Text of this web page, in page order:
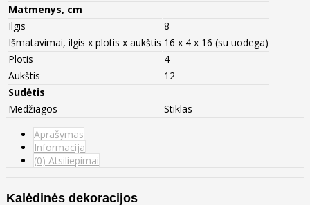
Matmenys, cm
Ilgis
8
Išmatavimai, ilgis x plotis x aukštis 16 x 4 x 16 (su uodega)
Plotis
4
Aukštis
12
Sudėtis
Medžiagos
Stiklas
Aprašymas
Informacija
(0) Atsiliepimai
Kalėdinės dekoracijos